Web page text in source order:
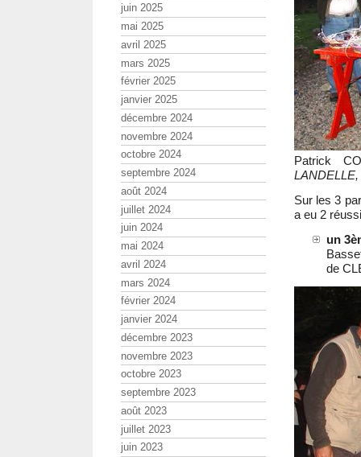
Patrick
Sur les 3
a eu 2
un
de
juin 2025
mai 2025
avril 2025
mars 2025
février 2025
janvier 2025
décembre 2024
novembre 2024
octobre 2024
septembre 2024
août 2024
juillet 2024
juin 2024
mai 2024
avril 2024
mars 2024
février 2024
janvier 2024
décembre 2023
novembre 2023
octobre 2023
septembre 2023
août 2023
juillet 2023
juin 2023